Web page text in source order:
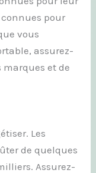
pour
vous
assurez-
marques et de
Les
de quelques
Assurez-